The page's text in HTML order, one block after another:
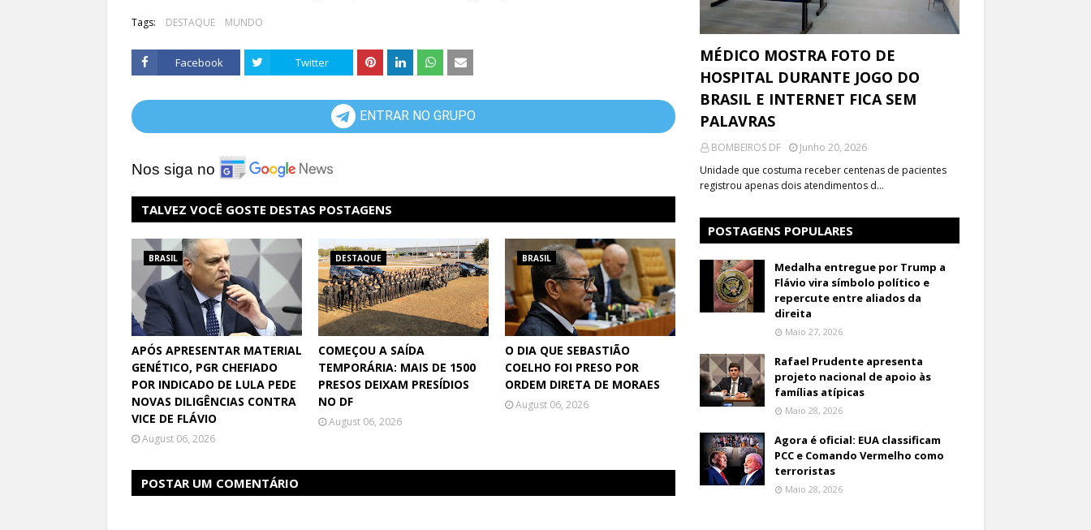
Tags: DESTAQUE MUNDO
Facebook Twitter
ENTRAR NO GRUPO
Nos siga no
TALVEZ VOCÊ GOSTE DESTAS POSTAGENS
BRASIL
APÓS APRESENTAR MATERIAL
GENÉTICO, PGR CHEFIADO
POR INDICADO DE LULA PEDE
NOVAS DILIGÊNCIAS CONTRA
VICE DE FLÁVIO
August 06, 2026
DESTAQUE
COMEÇOU A SAÍDA
TEMPORÁRIA: MAIS DE 1500
PRESOS DEIXAM PRESÍDIOS
NO DF
August 06, 2026
BRASIL
O DIA QUE SEBASTIÃO
COELHO FOI PRESO POR
ORDEM DIRETA DE MORAES
August 06, 2026
POSTAR UM COMENTÁRIO
MÉDICO MOSTRA FOTO DE
HOSPITAL DURANTE JOGO DO
BRASIL E INTERNET FICA SEM
PALAVRAS
BOMBEIROS DF
Junho 20, 2026
Unidade que costuma receber centenas de pacientes
registrou apenas dois atendimentos d…
POSTAGENS POPULARES
Medalha entregue por Trump a
Flávio vira símbolo político e
repercute entre aliados da
direita
Maio 27, 2026
Rafael Prudente apresenta
projeto nacional de apoio às
famílias atípicas
Maio 28, 2026
Agora é oficial: EUA classificam
PCC e Comando Vermelho como
terroristas
Maio 28, 2026